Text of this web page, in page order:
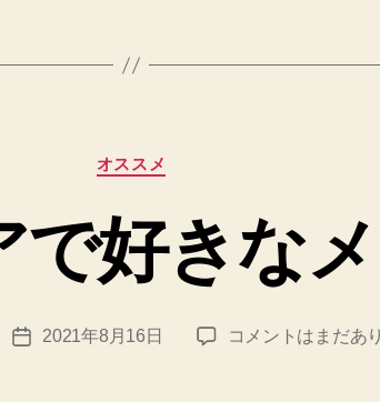
カ
テ
リ
ー
オススメ
で好きな
投
2021年8月16日
サ
コメントはまだあ